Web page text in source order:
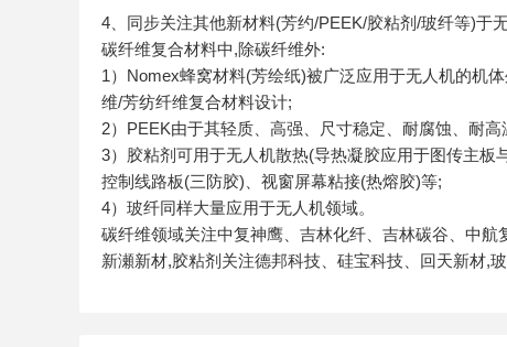
4、同步关注其他新材料(芳约/PEEK/胶粘剂/玻纤等)于
碳纤维复合材料中,除碳纤维外:
1）Nomex蜂窝材料(芳绘纸)被广泛应用于无人机的机
维/芳纺纤维复合材料设计;
2）PEEK由于其轻质、高强、尺寸稳定、耐腐蚀、耐
3）胶粘剂可用于无人机散热(导热凝胶应用于图传主
控制线路板(三防胶)、视窗屏幕粘接(热熔胶)等;
4）玻纤同样大量应用于无人机领域。
碳纤维领域关注中复神鹰、吉林化纤、吉林碳谷、中航
新瀬新材,胶粘剂关注德邦科技、硅宝科技、回天新材,